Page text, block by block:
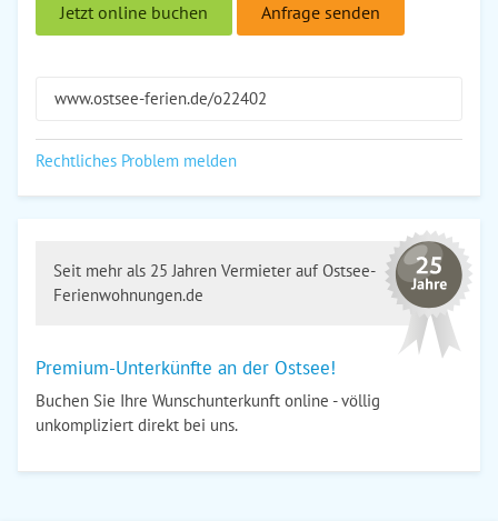
Jetzt online buchen Anfrage senden
www.ostsee-ferien.de/o22402
Rechtliches Problem melden
Seit mehr als 25 Jahren Vermieter auf Ostsee-
Ferienwohnungen.de
Premium-Unterkünfte an der Ostsee!
Buchen Sie Ihre Wunschunterkunft online - völlig
unkompliziert direkt bei uns.